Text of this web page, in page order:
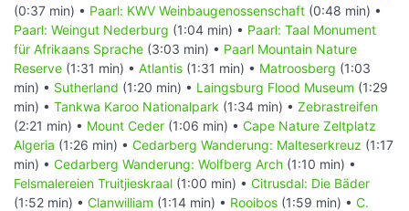
(0:37 min) • Paarl: KWV Weinbaugenossenschaft (0:48 min) •
Paarl: Weingut Nederburg (1:04 min) • Paarl: Taal Monument
für Afrikaans Sprache (3:03 min) • Paarl Mountain Nature
Reserve (1:31 min) • Atlantis (1:31 min) • Matroosberg (1:03
min) • Sutherland (1:20 min) • Laingsburg Flood Museum (1:29
min) • Tankwa Karoo Nationalpark (1:34 min) • Zebrastreifen
(2:21 min) • Mount Ceder (1:06 min) • Cape Nature Zeltplatz
Algeria (1:26 min) • Cedarberg Wanderung: Malteserkreuz (1:17
min) • Cedarberg Wanderung: Wolfberg Arch (1:10 min) •
Felsmalereien Truitjieskraal (1:00 min) • Citrusdal: Die Bäder
(1:52 min) • Clanwilliam (1:14 min) • Rooibos (1:59 min) • C.